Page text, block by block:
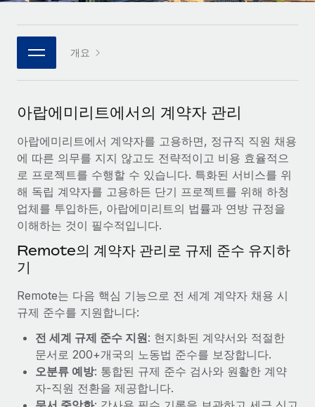
통합
핵심 비즈니스 도구로 프로세스를 간소화
전문가 상담
글로벌 인사 및 규정 준수 업무 처리에 전문가 지원 제공
신원 조사
채용 후보자 심사 프로세스 간소화
Compliance Watchtower
법인 설립
법인 설립을 빠르고 준법적으로 지원
글로벌 인재 이동 및 전근
직원 해외 이전을 간편하게 처리
플랫폼에 글로벌 HR을 유연하게 통합
Remote와의 파트너십 기회 탐색
Remote Build 곧 제공 예정
사례 연구
이벤트
급여 및 인재 인사이트
지원받기
모든 리소스 보기
글로벌 급여
계약자 관리
세금
블로그 둘러보기
한국어
개요
아랍에미리트에서의 계약자 관리
아랍에미리트에서 계약자를 고용하면, 정규직 직원 채용
에 따른 의무를 지지 않고도 전략적이고 비용 효율적으
로 프로젝트를 수행할 수 있습니다. 특화된 서비스를 위
해 독립 계약자를 고용하든 단기 프로젝트를 위해 하청
업체를 투입하든, 아랍에미리트의 법률과 연방 규정을
이해하는 것이 필수적입니다.
Remote의 계약자 관리로 규제 준수 유지하
기
Remote는 다음 핵심 기능으로 전 세계 계약자 채용 시
규제 준수를 지원합니다:
전 세계 규제 준수 지원: 현지화된 계약서와 적절한
문서로 200+개국의 노동법 준수를 보장합니다.
오분류 예방: 통합된 규제 준수 검사와 원활한 계약
자-직원 전환을 제공합니다.